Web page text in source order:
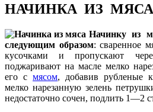
НАЧИНКА ИЗ МЯСА
Начинку из
следующим образом: сваренное
кусочками и пропускают
поджаривают на масле мелко
его с мясом, добавив рубленые
мелко нарезанную зелень
недостаточно со­чен, подлить 1—2